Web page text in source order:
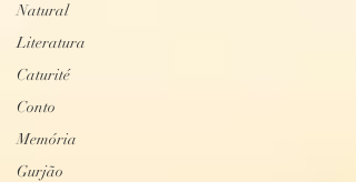
Natural
Literatura
Caturité
Conto
Memória
Gurjão